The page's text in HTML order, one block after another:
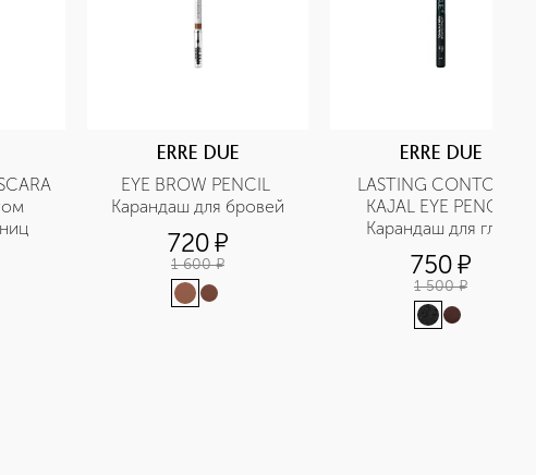
ERRE DUE
EYE BROW PENCIL
Карандаш для бровей
720¤
1 600 ¤
ERRE DUE
LASTING CONTOUR
KAJAL EYE PENCIL
Карандаш для глаз
стойкий
750¤
1 500 ¤